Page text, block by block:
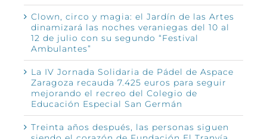
Clown, circo y magia: el Jardín de las Artes
dinamizará las noches veraniegas del 10 al
12 de julio con su segundo “Festival
Ambulantes”
La IV Jornada Solidaria de Pádel de Aspace
Zaragoza recauda 7.425 euros para seguir
mejorando el recreo del Colegio de
Educación Especial San Germán
Treinta años después, las personas siguen